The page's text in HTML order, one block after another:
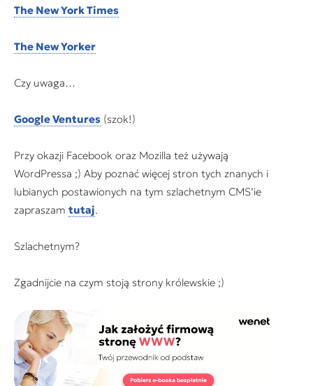
The New York Times
The New Yorker
Czy uwaga…
Google Ventures (szok!)
Przy okazji Facebook oraz Mozilla też używają
WordPressa ;) Aby poznać więcej stron tych znanych i
lubianych postawionych na tym szlachetnym CMS’ie
zapraszam tutaj.
Szlachetnym?
Zgadnijcie na czym stoją strony królewskie ;)